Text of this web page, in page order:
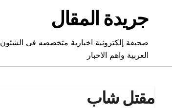
contentجريدة المقال
صحيفة إلكترونية اخبارية متخصصه فى الشئون
العربية واهم الاخبار
مقتل شاب